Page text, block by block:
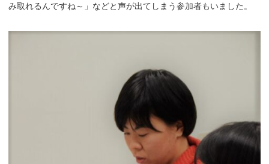
み取れるんですね～」などと声が出てしまう参加者もいました。